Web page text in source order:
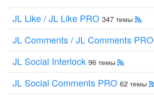
JL Like / JL Like PRO 347 темы
JL Comments / JL Comments PRO
JL Social Interlock 96 темы
JL Social Comments PRO 62 темы